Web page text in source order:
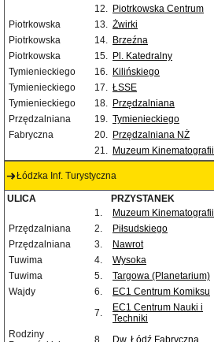
12. Piotrkowska Centrum
Piotrkowska
13. Żwirki
Piotrkowska
14. Brzeźna
Piotrkowska
15. Pl. Katedralny
Tymienieckiego
16. Kilińskiego
Tymienieckiego
17. ŁSSE
Tymienieckiego
18. Przędzalniana
Przędzalniana
19. Tymienieckiego
Fabryczna
20. Przędzalniana NŻ
21. Muzeum Kinematografii
Łódzka Inf. Turystyczna
ULICA PRZYSTANEK
1.
Muzeum Kinematografii
Przędzalniana
2. Piłsudskiego
Przędzalniana
3. Nawrot
Tuwima
4. Wysoka
Tuwima
5. Targowa (Planetarium)
Wajdy
6.
EC1 Centrum Komiksu
7.
EC1 Centrum Nauki i
Techniki
Rodziny
8. Dw. Łódź Fabryczna